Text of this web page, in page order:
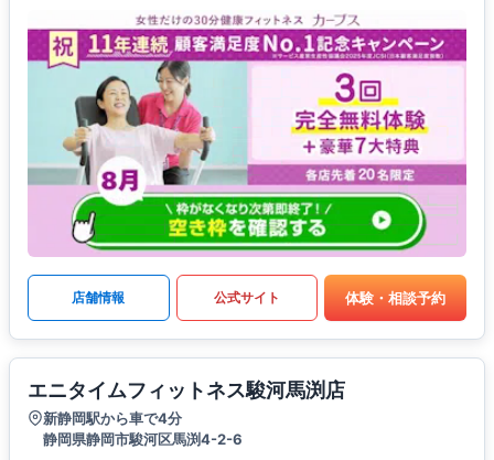
店舗情報 公式サイト 体験・相談予約
エニタイムフィットネス駿河馬渕店
新静岡駅から車で4分
静岡県静岡市駿河区馬渕4-2-6